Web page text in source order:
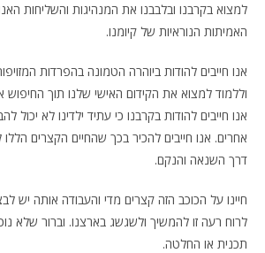
למצוא בקרבנו ובלבבנו את המנהיגות והשליחות
האמיתות הנוראיות של קיומנו.
אנו חייבים להודות ביוהרה הטמונה בהפרדות
וללמוד למצוא את הקידום האישי שלנו תוך
אנו חייבים להודות בקרבנו כי עתיד ילדינו לא יכול
אחרים. אנו חייבים להכיר בכך שהחיים הקצרים הללו
דרך השנאה והנקם.
חיינו על הכוכב הזה קצרים מדי והעבודה אותה יש
לרוח רעה זו להמשיך ולשגשג בארצנו. וברור שלא
תכנית או החלטה.